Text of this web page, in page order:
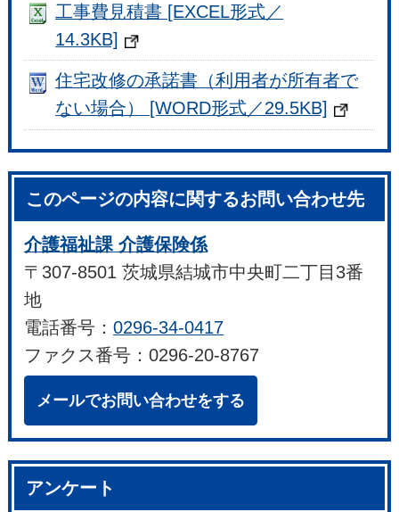
工事費見積書 [EXCEL形式／
14.3KB]
住宅改修の承諾書（利用者が所有者で
ない場合） [WORD形式／29.5KB]
このページの内容に関するお問い合わせ先
介護福祉課 介護保険係
〒307-8501 茨城県結城市中央町二丁目3番
地
電話番号：0296-34-0417
ファクス番号：0296-20-8767
メールでお問い合わせをする
アンケート